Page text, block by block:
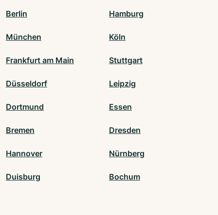
Berlin Hamburg
München Köln
Frankfurt am Main Stuttgart
Düsseldorf Leipzig
Dortmund Essen
Bremen Dresden
Hannover Nürnberg
Duisburg Bochum